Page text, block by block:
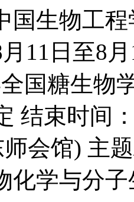
国生物工
11日至8
国糖生物
结束时间
师会馆) 主
化学与分